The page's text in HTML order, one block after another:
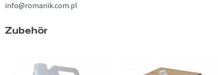
info@romanik.com.pl
Zubehör